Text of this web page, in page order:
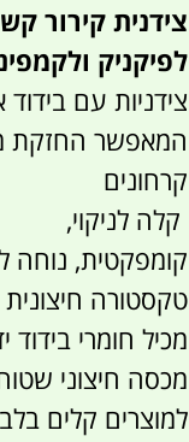
לפיקניק
צידניות עם בידוד
המאפשר החזקת
קרחונים
קלה לניקוי,
קומפקטית, נוחה
טקסטורה
מכיל חומרי בידוד
מכסה חיצוני
למוצרים קלים בלב